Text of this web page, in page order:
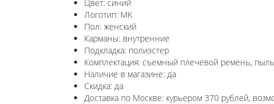
Цвет: синий
Логотип: MK
Пол: женский
Карманы: внутренние
Подкладка: полиэстер
Комплектация: съемный плечевой ремень,
Наличие в магазине: да
Скидка: да
Доставка по Москве: курьером 370 рублей,